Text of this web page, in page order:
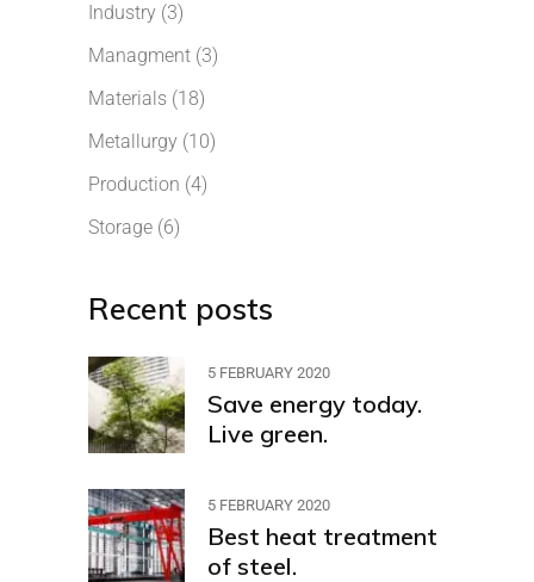
Industry (3)
Managment (3)
Materials (18)
Metallurgy (10)
Production (4)
Storage (6)
Recent posts
5 FEBRUARY 2020
Save energy today.
Live green.
5 FEBRUARY 2020
Best heat treatment
of steel.